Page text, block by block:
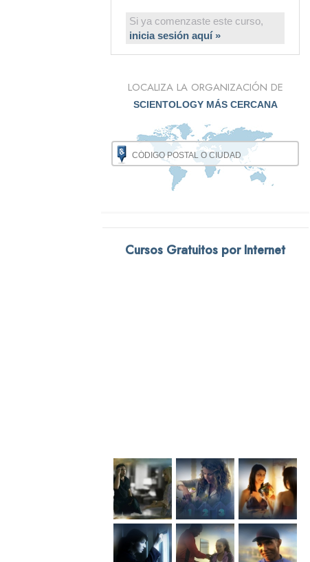
Si ya comenzaste este curso,
inicia sesión aquí »
LOCALIZA LA ORGANIZACIÓN DE
SCIENTOLOGY MÁS CERCANA
Cursos Gratuitos por Internet